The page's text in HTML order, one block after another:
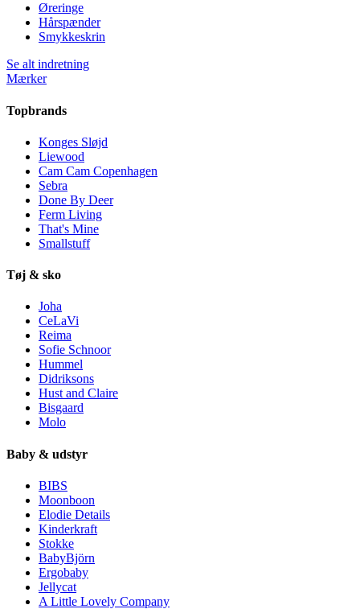
Øreringe
Hårspænder
Smykkeskrin
Se alt indretning
Mærker
Topbrands
Konges Sløjd
Liewood
Cam Cam Copenhagen
Sebra
Done By Deer
Ferm Living
That's Mine
Smallstuff
Tøj & sko
Joha
CeLaVi
Reima
Sofie Schnoor
Hummel
Didriksons
Hust and Claire
Bisgaard
Molo
Baby & udstyr
BIBS
Moonboon
Elodie Details
Kinderkraft
Stokke
BabyBjörn
Ergobaby
Jellycat
A Little Lovely Company